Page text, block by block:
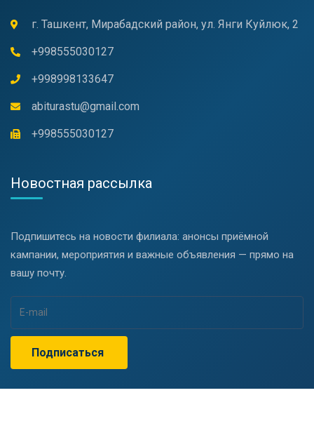
г. Ташкент, Мирабадский район, ул. Янги Куйлюк, 2
+998555030127
+998998133647
abiturastu@gmail.com
+998555030127
Новостная рассылка
Подпишитесь на новости филиала: анонсы приёмной
кампании, мероприятия и важные объявления — прямо на
вашу почту.